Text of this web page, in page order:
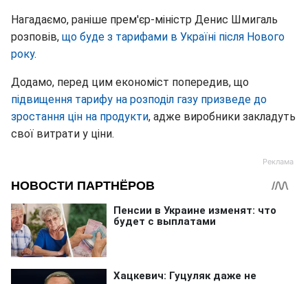
Нагадаємо, раніше прем'єр-міністр Денис Шмигаль
розповів, що буде з тарифами в Україні після Нового
року.
Додамо, перед цим економіст попередив, що
підвищення тарифу на розподіл газу призведе до
зростання цін на продукти, адже виробники закладуть
свої витрати у ціни.